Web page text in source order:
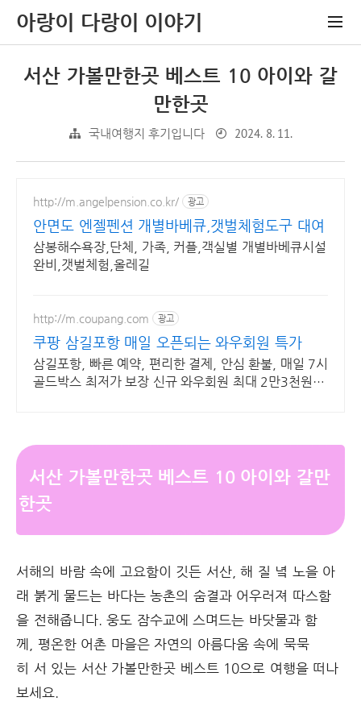
아랑이 다랑이 이야기
서산 가볼만한곳 베스트 10 아이와 갈
만한곳
국내여행지 후기입니다 2024. 8. 11.
http://m.angelpension.co.kr/ 광고
안면도 엔젤펜션 개별바베큐,갯벌체험도구 대여
삼봉해수욕장,단체, 가족, 커플,객실별 개별바베큐시설
완비,갯벌체험,올레길
http://m.coupang.com 광고
쿠팡 삼길포항 매일 오픈되는 와우회원 특가
삼길포항, 빠른 예약, 편리한 결제, 안심 환불, 매일 7시
골드박스 최저가 보장 신규 와우회원 최대 2만3천원 쿠
서산 가볼만한곳 베스트 10 아이와 갈만
한곳
서해의 바람 속에 고요함이 깃든 서산, 해 질 녘 노을 아
래 붉게 물드는 바다는 농촌의 숨결과 어우러져 따스함
을 전해줍니다. 웅도 잠수교에 스며드는 바닷물과 함
께, 평온한 어촌 마을은 자연의 아름다움 속에 묵묵
히 서 있는 서산 가볼만한곳 베스트 10으로 여행을 떠나
보세요.